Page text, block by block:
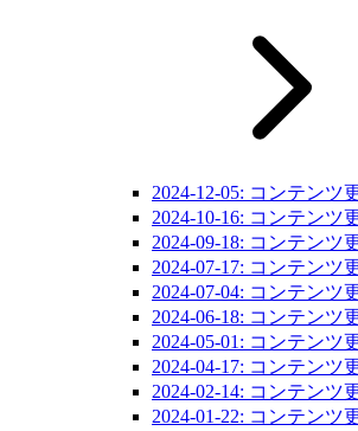
2024-12-05: コンテンツ
2024-10-16: コンテンツ
2024-09-18: コンテンツ
2024-07-17: コンテンツ
2024-07-04: コンテンツ
2024-06-18: コンテンツ
2024-05-01: コンテンツ
2024-04-17: コンテンツ
2024-02-14: コンテンツ
2024-01-22: コンテンツ